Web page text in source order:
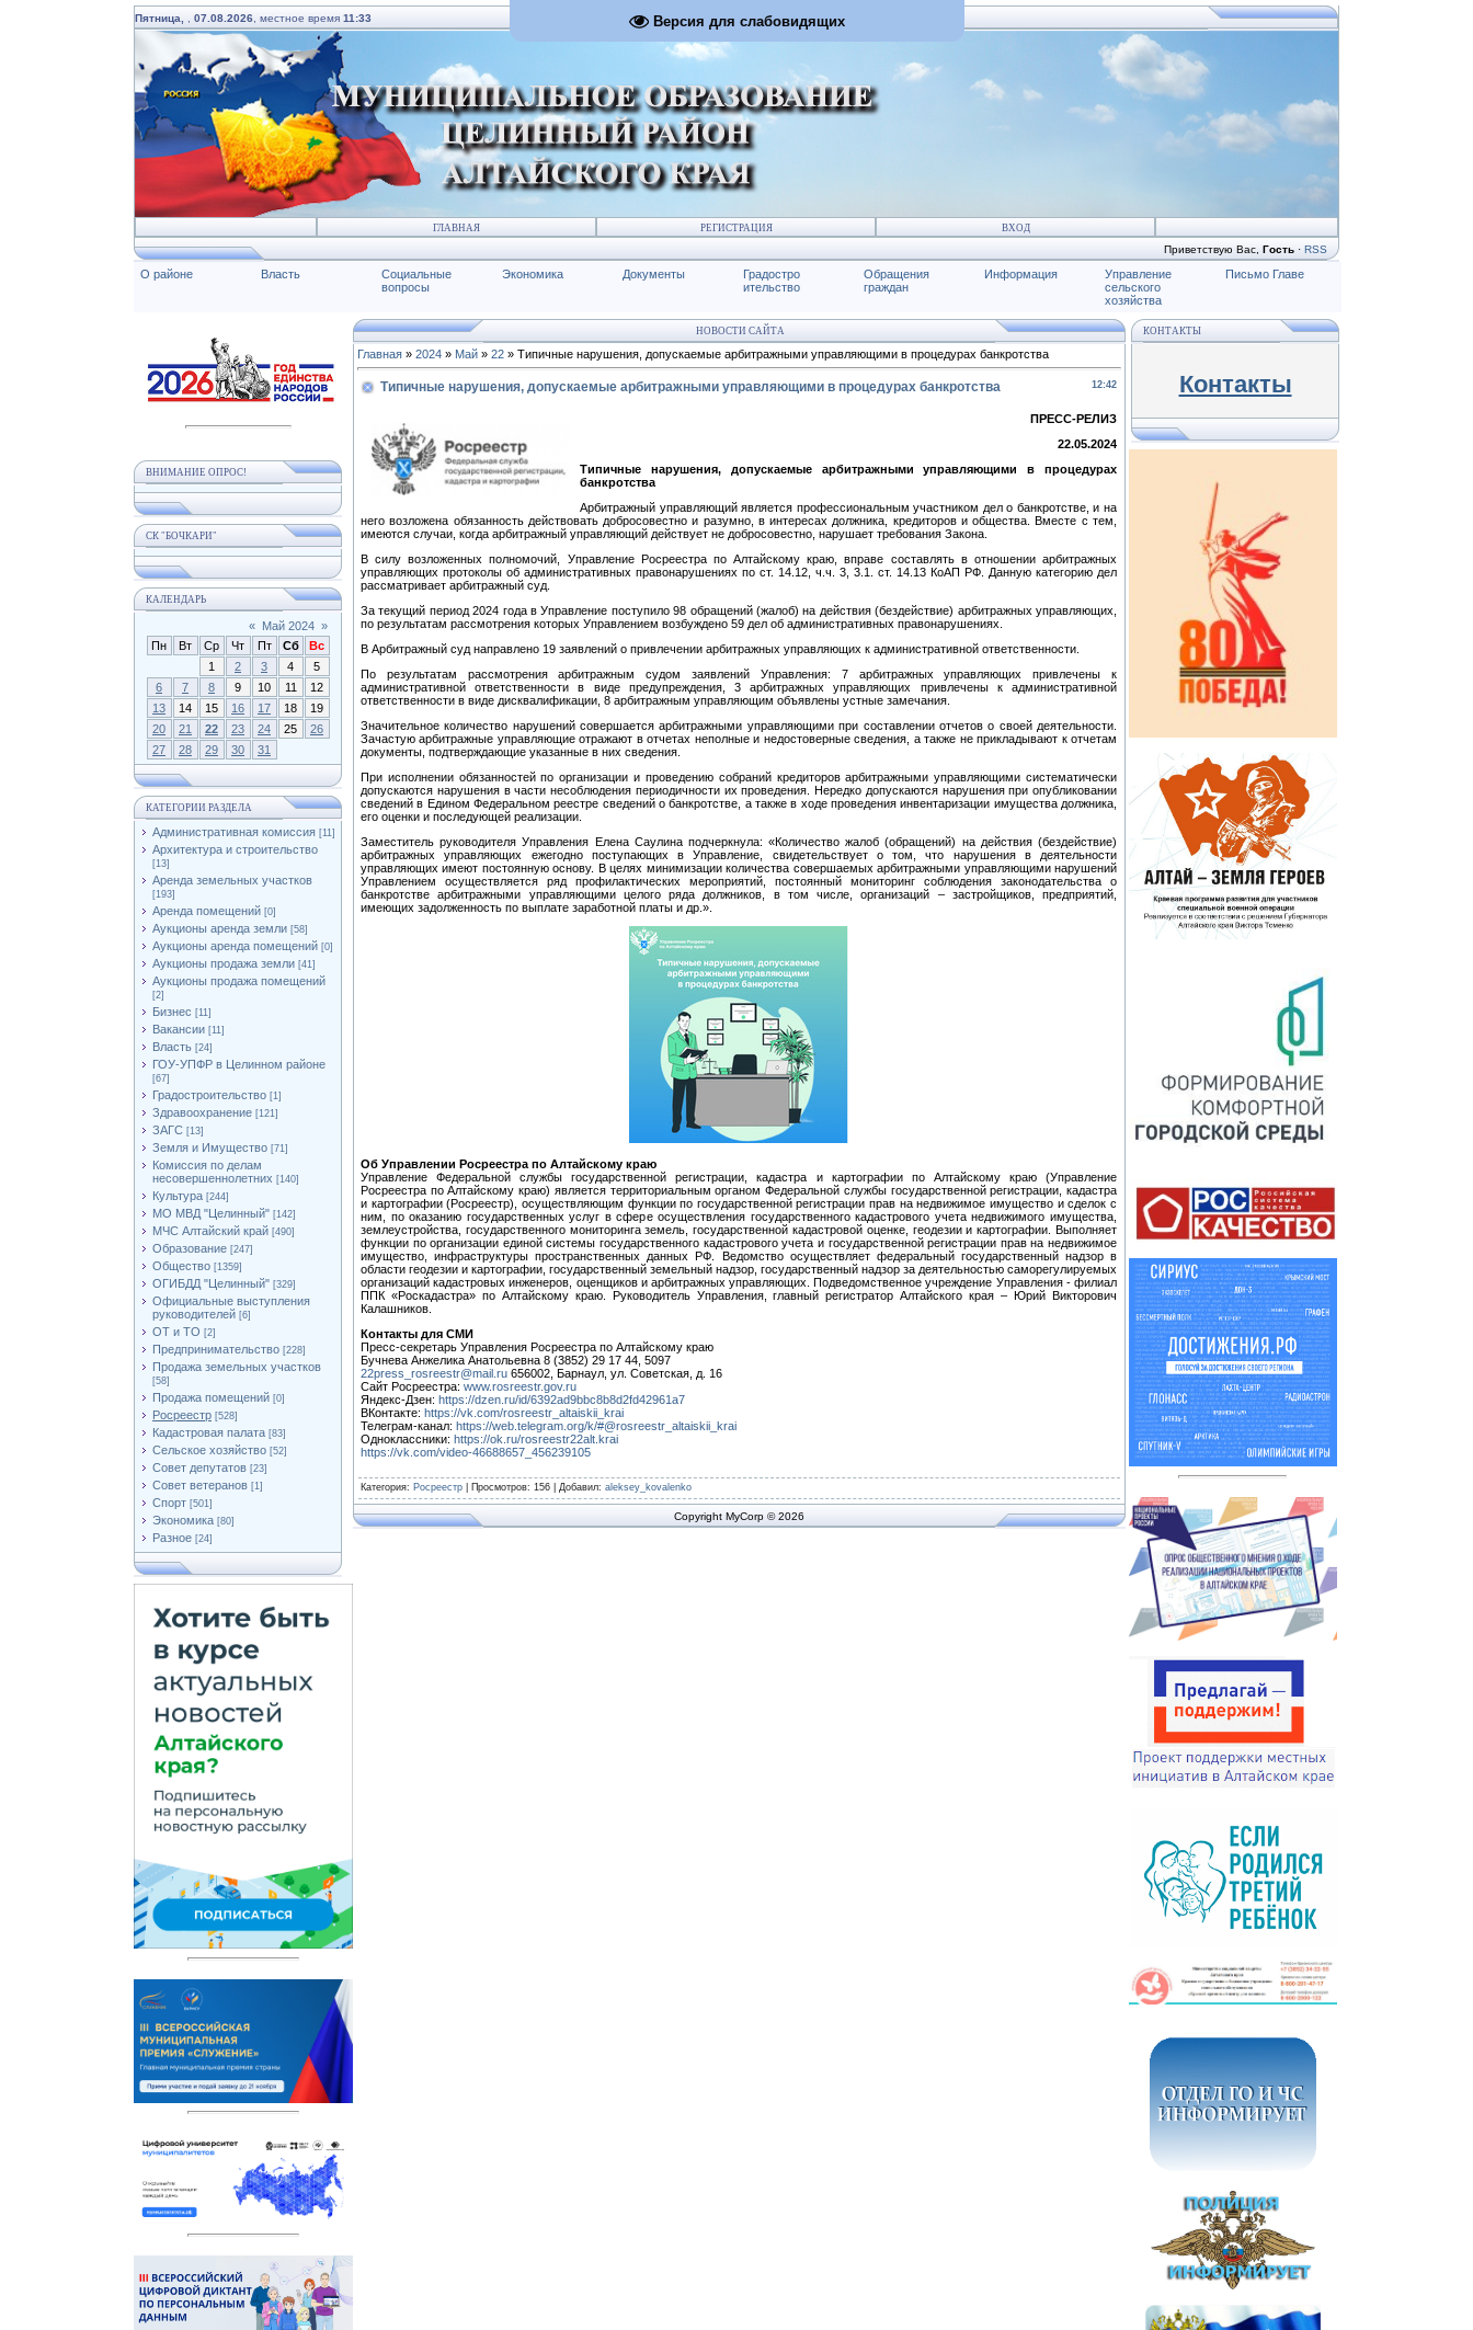
Версия для слабовидящих
Пятница, 07.08.2026 , местное время 11:33
ГЛАВНАЯ РЕГИСТРАЦИЯ ВХОД
Приветствую Вас Гость · RSS
О районе Власть
Социальные
вопросы
Экономика Документы
Градостро
ительство
Обращения
граждан
Информация
Управление
сельского
хозяйства
Письмо Главе
ВНИМАНИЕ ОПРОС!
СК "БОЧКАРИ"
КАЛЕНДАРЬ
« Май 2024 »
Пн
Вт Ср Чт Пт Сб
Вс
1
2 3 4
5
6
7 8 9 10 11
12
13
14 15 16 17 18
19
20
21 22 23 24 25
26
27
28 29 30 31
КАТЕГОРИИ РАЗДЕЛА
Административная комиссия [11]
Архитектура и строительство
[13]
Аренда земельных участков
[193]
Аренда помещений [0]
Аукционы аренда земли [58]
Аукционы аренда помещений [0]
Аукционы продажа земли [41]
Аукционы продажа помещений
[2]
Бизнес [11]
Вакансии [11]
Власть [24]
ГОУ-УПФР в Целинном районе
[67]
Градостроительство [1]
Здравоохранение [121]
ЗАГС [13]
Земля и Имущество [71]
Комиссия по делам
несовершеннолетних [140]
Культура [244]
МО МВД "Целинный" [142]
МЧС Алтайский край [490]
Образование [247]
Общество [1359]
ОГИБДД "Целинный" [329]
Официальные выступления
руководителей [6]
ОТ и ТО [2]
Предпринимательство [228]
Продажа земельных участков
[58]
Продажа помещений [0]
Росреестр [528]
Кадастровая палата [83]
Сельское хозяйство [52]
Совет депутатов [23]
Совет ветеранов [1]
Спорт [501]
Экономика [80]
Разное [24]
НОВОСТИ САЙТА
Главная » 2024 » Май » 22 » Типичные нарушения, допускаемые арбитражными управляющими в процедурах банкротства
12:42
Типичные нарушения, допускаемые арбитражными управляющими в процедурах банкротства
ПРЕСС-РЕЛИЗ
22.05.2024
Типичные нарушения, допускаемые арбитражными управляющими в процедурах
банкротства
Арбитражный управляющий является профессиональным участником дел о банкротстве, и на
него возложена обязанность действовать добросовестно и разумно, в интересах должника, кредиторов и общества. Вместе с тем,
имеются случаи, когда арбитражный управляющий действует не добросовестно, нарушает требования Закона.
В силу возложенных полномочий, Управление Росреестра по Алтайскому краю, вправе составлять в отношении арбитражных
управляющих протоколы об административных правонарушениях по ст. 14.12, ч.ч. 3, 3.1. ст. 14.13 КоАП РФ. Данную категорию дел
рассматривает арбитражный суд.
За текущий период 2024 года в Управление поступило 98 обращений (жалоб) на действия (бездействие) арбитражных управляющих,
по результатам рассмотрения которых Управлением возбуждено 59 дел об административных правонарушениях.
В Арбитражный суд направлено 19 заявлений о привлечении арбитражных управляющих к административной ответственности.
По результатам рассмотрения арбитражным судом заявлений Управления: 7 арбитражных управляющих привлечены к
административной ответственности в виде предупреждения, 3 арбитражных управляющих привлечены к административной
ответственности в виде дисквалификации, 8 арбитражным управляющим объявлены устные замечания.
Значительное количество нарушений совершается арбитражными управляющими при составлении отчетов о своей деятельности.
Зачастую арбитражные управляющие отражают в отчетах неполные и недостоверные сведения, а также не прикладывают к отчетам
документы, подтверждающие указанные в них сведения.
При исполнении обязанностей по организации и проведению собраний кредиторов арбитражными управляющими систематически
допускаются нарушения в части несоблюдения периодичности их проведения. Нередко допускаются нарушения при опубликовании
сведений в Едином Федеральном реестре сведений о банкротстве, а также в ходе проведения инвентаризации имущества должника,
его оценки и последующей реализации.
Заместитель руководителя Управления Елена Саулина подчеркнула: «Количество жалоб (обращений) на действия (бездействие)
арбитражных управляющих ежегодно поступающих в Управление, свидетельствует о том, что нарушения в деятельности
управляющих имеют постоянную основу. В целях минимизации количества совершаемых арбитражными управляющими нарушений
Управлением осуществляется ряд профилактических мероприятий, постоянный мониторинг соблюдения законодательства о
банкротстве арбитражными управляющими целого ряда должников, в том числе, организаций – застройщиков, предприятий,
имеющих задолженность по выплате заработной платы и др.».
Об Управлении Росреестра по Алтайскому краю
Управление Федеральной службы государственной регистрации, кадастра и картографии по Алтайскому краю (Управление
Росреестра по Алтайскому краю) является территориальным органом Федеральной службы государственной регистрации, кадастра
и картографии (Росреестр), осуществляющим функции по государственной регистрации прав на недвижимое имущество и сделок с
ним, по оказанию государственных услуг в сфере осуществления государственного кадастрового учета недвижимого имущества,
землеустройства, государственного мониторинга земель, государственной кадастровой оценке, геодезии и картографии. Выполняет
функции по организации единой системы государственного кадастрового учета и государственной регистрации прав на недвижимое
имущество, инфраструктуры пространственных данных РФ. Ведомство осуществляет федеральный государственный надзор в
области геодезии и картографии, государственный земельный надзор, государственный надзор за деятельностью саморегулируемых
организаций кадастровых инженеров, оценщиков и арбитражных управляющих. Подведомственное учреждение Управления - филиал
ППК «Роскадастра» по Алтайскому краю. Руководитель Управления, главный регистратор Алтайского края – Юрий Викторович
Калашников.
Контакты для СМИ
Пресс-секретарь Управления Росреестра по Алтайскому краю
Бучнева Анжелика Анатольевна 8 (3852) 29 17 44, 5097
22press_rosreestr@mail.ru 656002, Барнаул, ул. Советская, д. 16
Сайт Росреестра: www.rosreestr.gov.ru
Яндекс-Дзен: https://dzen.ru/id/6392ad9bbc8b8d2fd42961a7
ВКонтакте: https://vk.com/rosreestr_altaiskii_krai
Телеграм-канал: https://web.telegram.org/k/#@rosreestr_altaiskii_krai
Одноклассники: https://ok.ru/rosreestr22alt.krai
https://vk.com/video-46688657_456239105
Категория: Росреестр Просмотров: 156 | Добавил: aleksey_kovalenko
Copyright MyCorp © 2026
КОНТАКТЫ
Контакты